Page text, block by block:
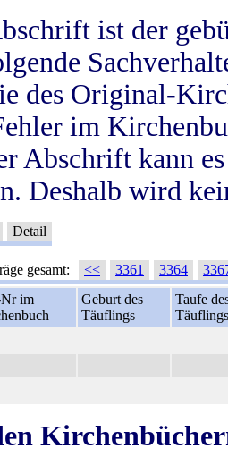
ist der
des Original-
im
Abschrift kann
Deshalb wird
Detail
gesamt: << 3361 3364
im
Geburt des
Täuflings
Taufe
Täuflings